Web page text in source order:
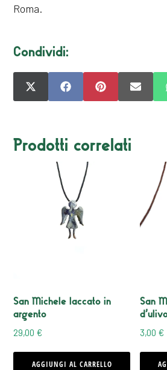
Roma.
Condividi:
SHARE
X
SHARE
FACEBOOK
SHARE
PINTEREST
SHARE
EMAIL
Prodotti correlati
San Michele laccato in
argento
29,00 €
AGGIUNGI AL CARRELLO
San
3,00 €